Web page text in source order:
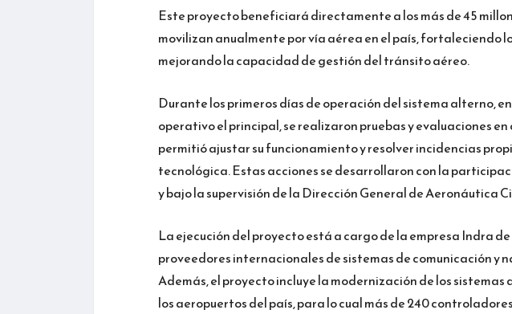
Este proyecto beneficiará directamente a los más de 45
movilizan anualmente por vía aérea en el país, fortaleciendo
mejorando la capacidad de gestión del tránsito aéreo.
Durante los primeros días de operación del sistema alterno,
operativo el principal, se realizaron pruebas y evaluaciones en
permitió ajustar su funcionamiento y resolver incidencias
tecnológica. Estas acciones se desarrollaron con la
y bajo la supervisión de la Dirección General de Aeronáutica
La ejecución del proyecto está a cargo de la empresa Indra
proveedores internacionales de sistemas de comunicación y
Además, el proyecto incluye la modernización de los
los aeropuertos del país, para lo cual más de 240